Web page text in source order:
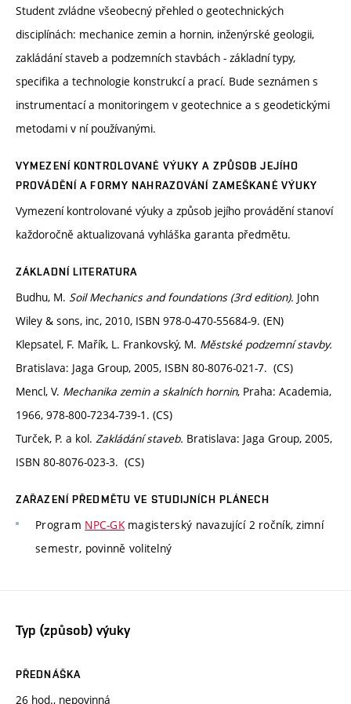
Student zvládne všeobecný přehled o geotechnických
disciplínách: mechanice zemin a hornin, inženýrské geologii,
zakládání staveb a podzemních stavbách - základní typy,
specifika a technologie konstrukcí a prací. Bude seznámen s
instrumentací a monitoringem v geotechnice a s geodetickými
metodami v ní používanými.
VYMEZENÍ KONTROLOVANÉ VÝUKY A ZPŮSOB JEJÍHO
PROVÁDĚNÍ A FORMY NAHRAZOVÁNÍ ZAMEŠKANÉ VÝUKY
Vymezení kontrolované výuky a způsob jejího provádění stanoví
každoročně aktualizovaná vyhláška garanta předmětu.
ZÁKLADNÍ LITERATURA
Budhu, M. Soil Mechanics and foundations (3rd edition). John
Wiley & sons, inc, 2010, ISBN 978-0-470-55684-9. (EN)
Klepsatel, F. Mařík, L. Frankovský, M. Městské podzemní stavby.
Bratislava: Jaga Group, 2005, ISBN 80-8076-021-7. (CS)
Mencl, V. Mechanika zemin a skalních hornin, Praha: Academia,
1966, 978-800-7234-739-1. (CS)
Turček, P. a kol. Zakládání staveb. Bratislava: Jaga Group, 2005,
ISBN 80-8076-023-3. (CS)
ZAŘAZENÍ PŘEDMĚTU VE STUDIJNÍCH PLÁNECH
Program NPC-GKmagisterský navazující 2 ročník, zimní
semestr, povinně volitelný
Typ (způsob) výuky
PŘEDNÁŠKA
26 hod., nepovinná